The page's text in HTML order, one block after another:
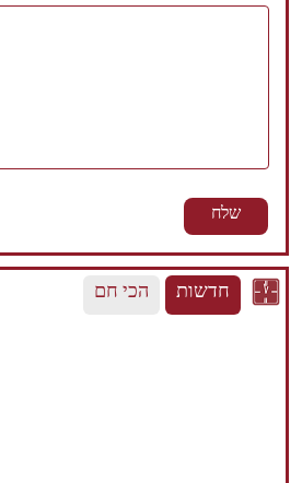
חדשות הכי חם